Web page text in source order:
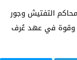
التفتيش وجور
وقوة في عهد عُرف